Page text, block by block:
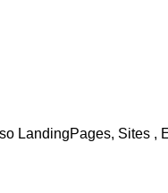
LandingPages, Sites ,